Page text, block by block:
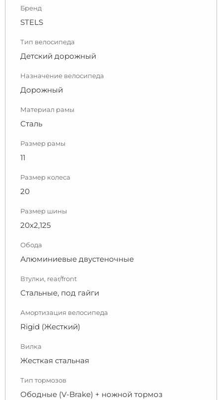
Бренд
STELS
Тип велосипеда
Детский дорожный
Назначение велосипеда
Дорожный
Материал рамы
Сталь
Размер рамы
11
Размер колеса
20
Размер шины
20х2,125
Обода
Алюминиевые двустеночные
Втулки, rear/front
Стальные, под гайги
Амортизация велосипеда
Rigid (Жесткий)
Вилка
Жесткая стальная
Тип тормозов
Ободные (V-Brake) + ножной тормоз